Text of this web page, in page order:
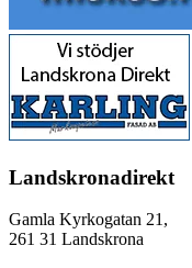
Landskronadirekt
Gamla Kyrkogatan 21,
261 31 Landskrona